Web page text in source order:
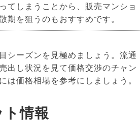
てしまうことから、販売マンショ
期を狙うのもおすすめです。
シーズンを見極めましょう。流通
出し状況を見て価格交渉のチャン
は価格相場を参考にしましょう。
情報